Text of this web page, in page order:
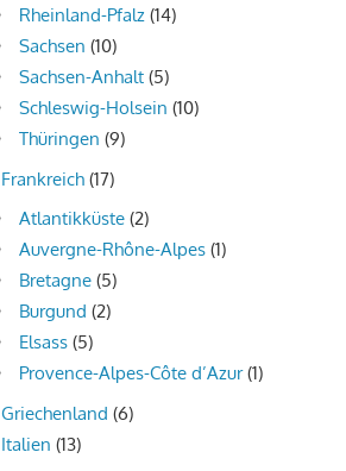
Rheinland-Pfalz (14)
Sachsen (10)
Sachsen-Anhalt (5)
Schleswig-Holsein (10)
Thüringen (9)
Frankreich (17)
Atlantikküste (2)
Auvergne-Rhône-Alpes (1)
Bretagne (5)
Burgund (2)
Elsass (5)
Provence-Alpes-Côte d’Azur(1)
Griechenland (6)
Italien (13)